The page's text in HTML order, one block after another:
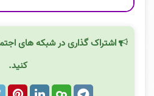
اشتراک گذاری در شبکه های
کنید.